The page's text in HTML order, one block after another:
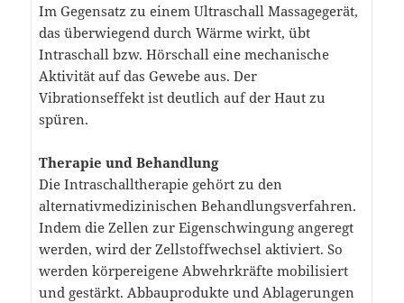
Im Gegensatz zu einem Ultraschall Massagegerät,
das überwiegend durch Wärme wirkt, übt
Intraschall bzw. Hörschall eine mechanische
Aktivität auf das Gewebe aus. Der
Vibrationseffekt ist deutlich auf der Haut zu
spüren.
Therapie und Behandlung
Die Intraschalltherapie gehört zu den
alternativmedizinischen Behandlungsverfahren.
Indem die Zellen zur Eigenschwingung angeregt
werden, wird der Zellstoffwechsel aktiviert. So
werden körpereigene Abwehrkräfte mobilisiert
und gestärkt. Abbauprodukte und Ablagerungen